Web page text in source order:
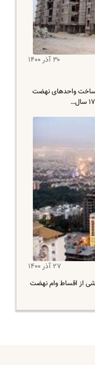
۳۰ آذر ۱۴۰۰
واحدهای نهضت
۲۷ آذر ۱۴۰۰
از اقساط وام نهضت